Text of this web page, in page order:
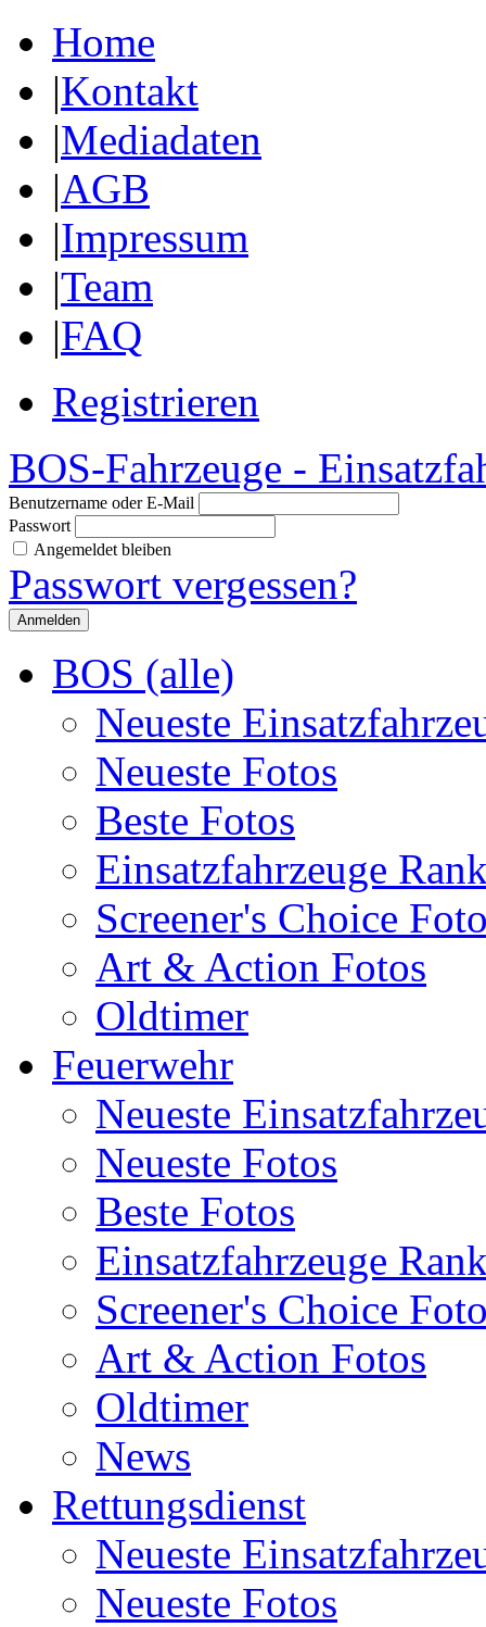
Home
|Kontakt
|Mediadaten
|AGB
|Impressum
|Team
|FAQ
Registrieren
BOS-Fahrzeuge -
Benutzername oder E-Mail
Passwort
Angemeldet bleiben
Passwort vergessen?
BOS (alle)
Neueste
Neueste Fotos
Beste Fotos
Einsatzfahrzeuge
Screener's Choice
Art & Action Fotos
Oldtimer
Feuerwehr
Neueste
Neueste Fotos
Beste Fotos
Einsatzfahrzeuge
Screener's Choice
Art & Action Fotos
Oldtimer
News
Rettungsdienst
Neueste
Neueste Fotos